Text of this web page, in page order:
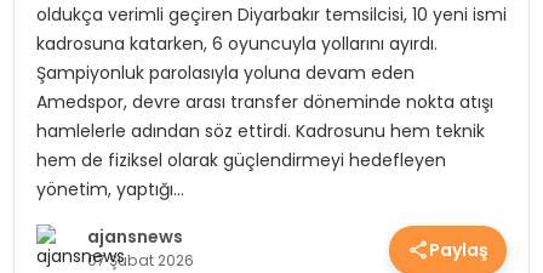
EKONOMİ
EĞİTİM
GÜNDEM
oldukça verimli geçiren Diyarbakır temsilcisi, 10 yeni ismi
kadrosuna katarken, 6 oyuncuyla yollarını ayırdı.
Şampiyonluk parolasıyla yoluna devam eden
Amedspor, devre arası transfer döneminde nokta atışı
hamlelerle adından söz ettirdi. Kadrosunu hem teknik
hem de fiziksel olarak güçlendirmeyi hedefleyen
yönetim, yaptığı…
ajansnews
07 Şubat 2026 Paylaş